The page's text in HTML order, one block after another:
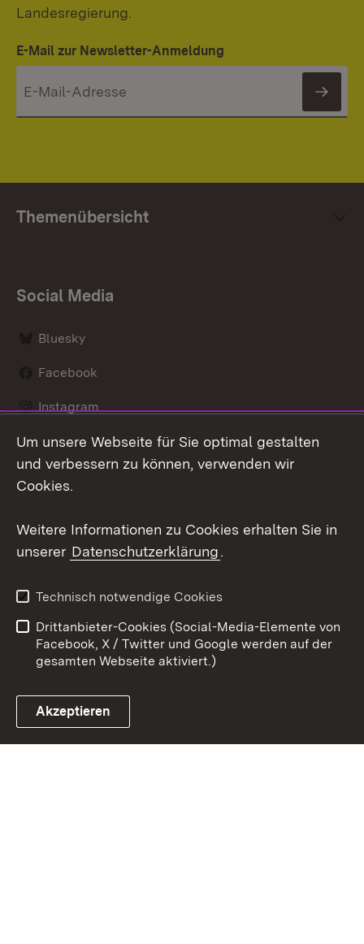
Landesregierung.
E-Mail zur Newsletter-Anmeldung
Themenübersicht
Social Media
Bluesky
Facebook
Instagram
LinkedIn
Link zum Landesportal
Datenschutz
Barrierefreiheit
Impressum
Cookies
Um unsere Webseite für Sie optimal gestalten
und verbessern zu können, verwenden wir
Cookies.
Weitere Informationen zu Cookies erhalten Sie in
unserer Datenschutzerklärung.
Technisch notwendige Cookies
Drittanbieter-Cookies (Social-Media-Elemente von
Facebook, X / Twitter und Google werden auf der
gesamten Webseite aktiviert.)
Akzeptieren